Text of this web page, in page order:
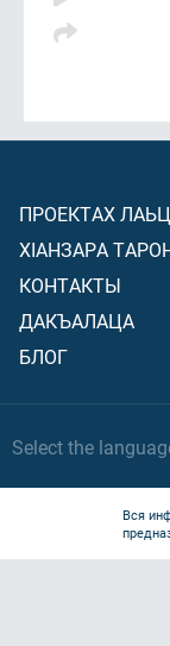
ПРОЕКТАХ
ХIАНЗАРА
КОНТАКТЫ
ДАКЪАЛАЦА
БЛОГ
Select the
Вся